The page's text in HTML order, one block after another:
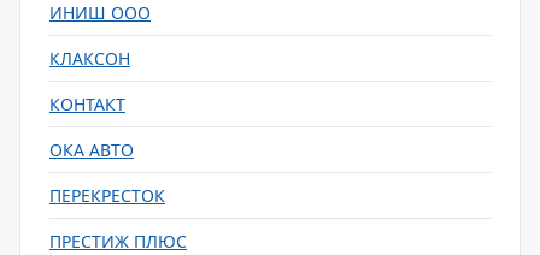
ИНИШ ООО
КЛАКСОН
КОНТАКТ
ОКА АВТО
ПЕРЕКРЕСТОК
ПРЕСТИЖ ПЛЮС